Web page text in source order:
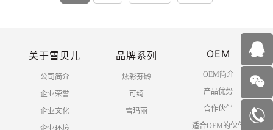
关于雪贝儿
公司简介
企业荣誉
企业文化
品牌系列
炫彩芬龄
可绮
雪玛丽
OEM
OEM简介
产品优势
合作伙伴
适合OEM的伙伴